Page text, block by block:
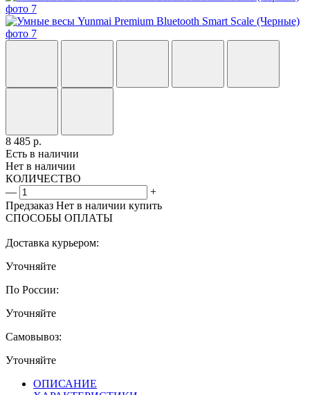
8 485 р.
Есть в наличии
Нет в наличии
КОЛИЧЕСТВО
—
+
Предзаказ Нет в наличии купить
СПОСОБЫ ОПЛАТЫ
Доставка курьером:
Уточняйте
По России:
Уточняйте
Самовывоз:
Уточняйте
ОПИСАНИЕ